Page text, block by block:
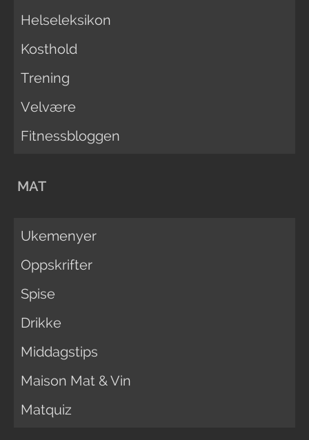
Helseleksikon
Kosthold
Trening
Velvære
Fitnessbloggen
MAT
Ukemenyer
Oppskrifter
Spise
Drikke
Middagstips
Maison Mat & Vin
Matquiz